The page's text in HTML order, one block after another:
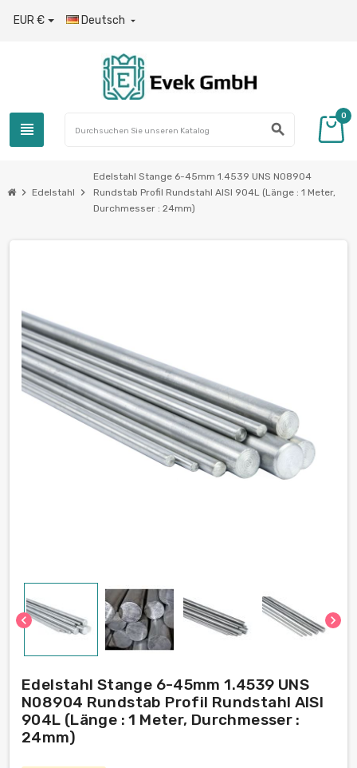
EUR € Deutsch 
view_headline search
0
chevron_right Edelstahl chevron_right
Edelstahl Stange 6-45mm 1.4539 UNS N08904
Rundstab Profil Rundstahl AISI 904L (Länge : 1 Meter,
Durchmesser : 24mm)
chevron_left chevron_right
Edelstahl Stange 6-45mm 1.4539 UNS
N08904 Rundstab Profil Rundstahl AISI
904L (Länge : 1 Meter, Durchmesser :
24mm)